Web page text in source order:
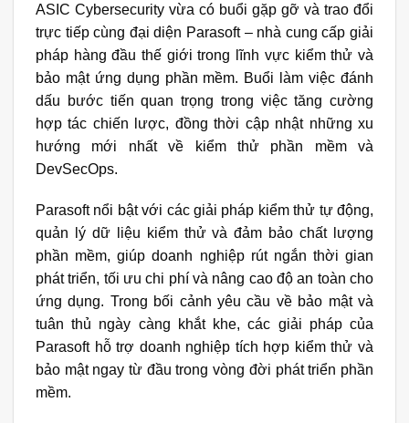
ASIC Cybersecurity vừa có buổi gặp gỡ và trao đổi
trực tiếp cùng đại diện Parasoft– nhà cung cấp giải
pháp hàng đầu thế giới trong lĩnh vực kiểm thử và
bảo mật ứng dụng phần mềm. Buổi làm việc đánh
dấu bước tiến quan trọng trong việc tăng cường
hợp tác chiến lược, đồng thời cập nhật những xu
hướng mới nhất về kiểm thử phần mềm và
DevSecOps.
Parasoft nổi bật với các giải pháp kiểm thử tự động,
quản lý dữ liệu kiểm thử và đảm bảo chất lượng
phần mềm, giúp doanh nghiệp rút ngắn thời gian
phát triển, tối ưu chi phí và nâng cao độ an toàn cho
ứng dụng. Trong bối cảnh yêu cầu về bảo mật và
tuân thủ ngày càng khắt khe, các giải pháp của
Parasoft hỗ trợ doanh nghiệp tích hợp kiểm thử và
bảo mật ngay từ đầu trong vòng đời phát triển phần
mềm.